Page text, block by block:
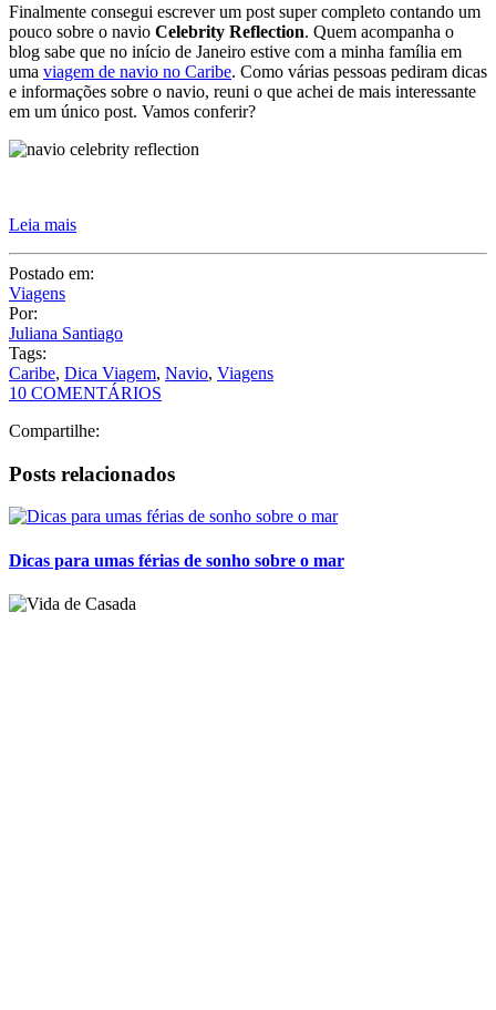
Finalmente consegui escrever um post super completo contando um
pouco sobre o navio Celebrity Reflection. Quem acompanha o
blog sabe que no início de Janeiro estive com a minha família em
uma viagem de navio no Caribe. Como várias pessoas pediram dicas
e informações sobre o navio, reuni o que achei de mais interessante
em um único post. Vamos conferir?
Leia mais
Postado em:
Viagens
Por:
Juliana Santiago
Tags:
Caribe, Dica Viagem, Navio, Viagens
10 COMENTÁRIOS
Compartilhe:
Posts relacionados
Dicas para umas férias de sonho sobre o mar